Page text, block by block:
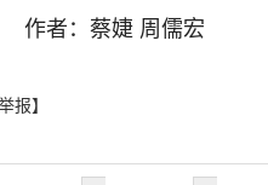
作者：蔡婕 周儒宏
报】